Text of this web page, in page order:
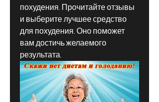
похудения. Прочитайте отзывы
и выберите лучшее средство
для похудения. Оно поможет
вам достичь желаемого
результата.